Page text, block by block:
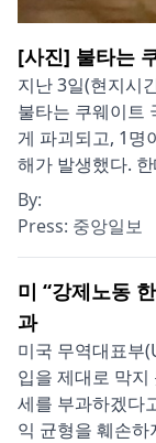
[사진] 불타는
지난 3일(현지시
불타는 쿠웨이트
게 파괴되고, 1명
해가 발생했다.
By:
Press: 중앙일보
미 “강제노동
과
미국 무역대표부
입을 제대로 막
세를 부과하겠다
익 균형을 훼손하